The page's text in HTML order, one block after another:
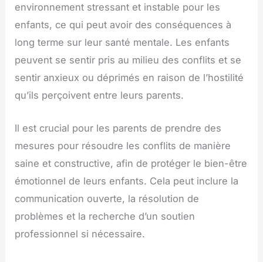
environnement stressant et instable pour les
enfants, ce qui peut avoir des conséquences à
long terme sur leur santé mentale. Les enfants
peuvent se sentir pris au milieu des conflits et se
sentir anxieux ou déprimés en raison de l’hostilité
qu’ils perçoivent entre leurs parents.
Il est crucial pour les parents de prendre des
mesures pour résoudre les conflits de manière
saine et constructive, afin de protéger le bien-être
émotionnel de leurs enfants. Cela peut inclure la
communication ouverte, la résolution de
problèmes et la recherche d’un soutien
professionnel si nécessaire.